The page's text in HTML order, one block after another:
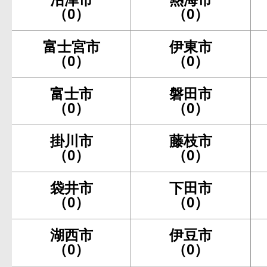
（0）
（0）
富士宮市
（0）
伊東市
（0）
富士市
（0）
磐田市
（0）
掛川市
（0）
藤枝市
（0）
袋井市
（0）
下田市
（0）
湖西市
（0）
伊豆市
（0）